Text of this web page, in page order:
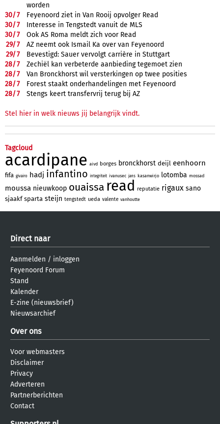
worden
30/7
Feyenoord ziet in Van Rooij opvolger Read
30/7
Interesse in Tengstedt vanuit de MLS
30/7
Ook AS Roma meldt zich voor Read
29/7
AZ neemt ook Ismail Ka over van Feyenoord
29/7
Bevestigd: Sauer vervolgt carrière in Stuttgart
28/7
Zechiël kan verbeterde aanbieding tegemoet zien
28/7
Van Bronckhorst wil versterkingen op twee posities
28/7
Forest staakt onderhandelingen met Feyenoord
28/7 Stengs keert transfervrij terug bij AZ
Stel hier in welk nieuws jij belangrijk vindt.
Tagcloud
acardipane aivd borges bronckhorst deijl eenhoorn
fifa givairo hadj infantino integriteit ivanusec jans kasanwirjo lotomba mossad
moussa nieuwkoop ouaissa read reputatie rigaux sano
sjaakf sparta steijn tengstedt ueda valente vanhoutte
Direct naar
Aanmelden / inloggen
Feyenoord Forum
Stand
Kalender
E-zine (nieuwsbrief)
Nieuwsarchief
Over ons
Voor webmasters
Disclaimer
Privacy
Adverteren
Partnerberichten
Contact